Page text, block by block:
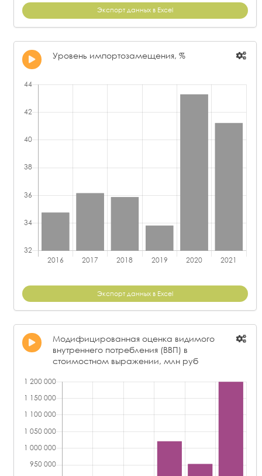
АО "АКТИВНЫЙ КОМПОНЕНТ"Экспорт данных в Excel
Уровень импортозамещения, %
Экспорт данных в Excel
Модифицированная оценка видимого
внутреннего потребления (ВВП) в
стоимостном выражении, млн руб